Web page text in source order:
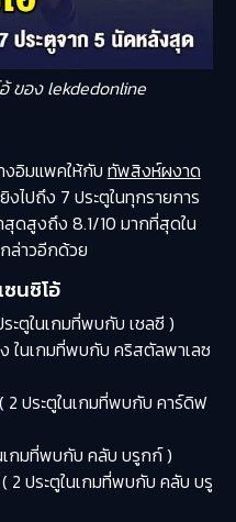
ของ lekdedonline
งอิมแพคให้กับ ทัพสิงห์ผงาด
ไปถึง 7 ประตูในทุกรายการ
สุดสูงถึง 8.1/10 มากที่สุดใน
ล่าวอีกด้วย
นซิโอ้
ะตูในเกมที่พบกับ เชลซี )
ในเกมที่พบกับ คริสตัลพาเลซ
ประตูในเกมที่พบกับ คาร์ดิฟ
เกมที่พบกับ คลับ บรูกก์ )
2 ประตูในเกมที่พบกับ คลับ บรู